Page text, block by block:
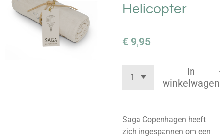
Helicopter
€ 9,95
In
winkelwagen
Saga Copenhagen heeft
zich ingespannen om een ​​